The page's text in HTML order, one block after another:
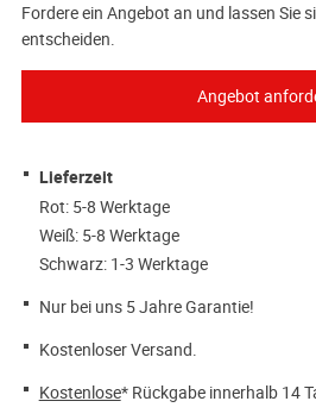
Fordere ein Angebot an und lassen Sie
entscheiden.
Lieferzeit
Rot: 5-8 Werktage
Weiß: 5-8 Werktage
Schwarz: 1-3 Werktage
Nur bei uns 5 Jahre Garantie!
Kostenloser Versand.
Kostenlose* Rückgabe innerhalb 14